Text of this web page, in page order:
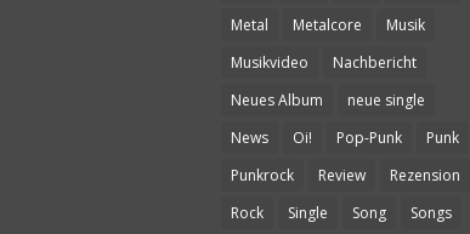
Metal
Metalcore
Musik
Musikvideo
Nachbericht
Neues Album
neue single
News
Oi! Pop-Punk
Punk
Punkrock
Review
Rezension
Rock
Single Song
Songs